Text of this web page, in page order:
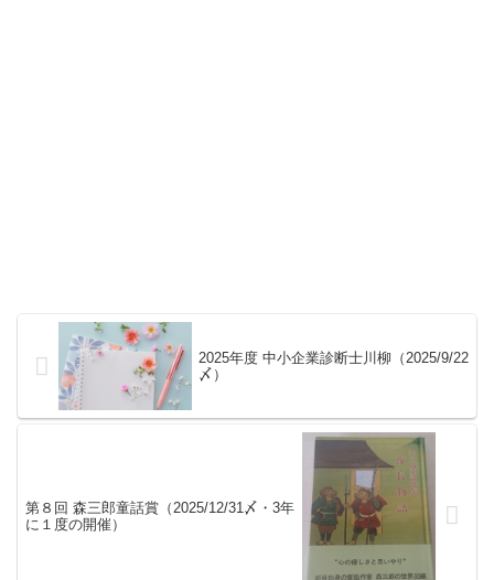
2025年度 中小企業診断士川柳（2025/9/22
〆）
第８回 森三郎童話賞（2025/12/31〆・3年
に１度の開催）